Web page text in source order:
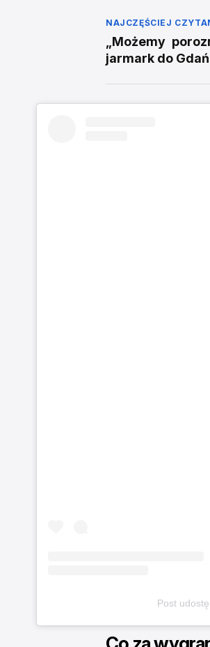
NAJCZĘŚCIEJ
„Możemy
jarmark do
Post